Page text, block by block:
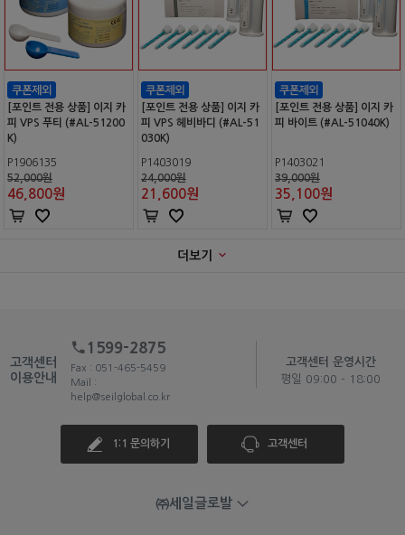
[포인트 전용 상품] 이지 카
피 VPS 푸티 (#AL-51200
K)
P1906135
52,000원
46,800원
[포인트 전용 상품] 이지 카
피 VPS 헤비바디 (#AL-51
030K)
P1403019
24,000원
21,600원
[포인트 전용 상품] 이지 카
피 바이트 (#AL-51040K)
P1403021
39,000원
35,100원
더보기
고객센터
이용안내
1599-2875
Fax : 051-465-5459
Mail :
help@seilglobal.co.kr
고객센터 운영시간
평일 09:00 - 18:00
1:1 문의하기 고객센터
㈜세일글로발